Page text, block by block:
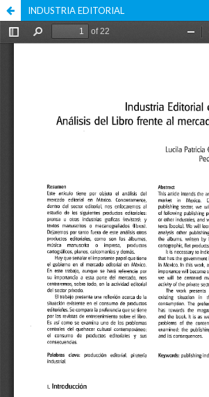
INDUSTRIA EDITORIAL